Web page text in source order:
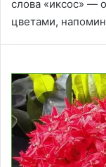
слова «иксос» —
цветами,